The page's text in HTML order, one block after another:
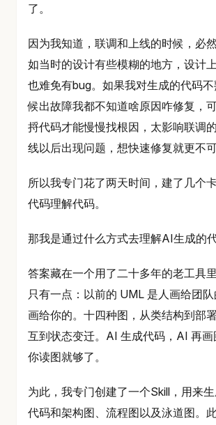
了。
因为我知道，联调和上线的时候，必
如当时的设计有些模糊的地方，设计
也难免有bug。如果我对生成的代码
候出故障我都不知道啥原因咋修复，
捋代码才能慢慢找根因，太影响联调
线以后出现问题，想快速修复就更不可
所以我专门花了两天时间，建了几个
代码理解代码。
那我是通过什么方式去理解AI生成的
答案藏在一个用了二十多年的老工具
只有一点：以前的 UML 是人画给团
画给你的。十四种图，从类结构到部
互到状态变迁。AI 生成代码，AI 再
你读图就够了。
为此，我专门创建了一个Skill，用来
代码和架构图、流程图以及泳道图。